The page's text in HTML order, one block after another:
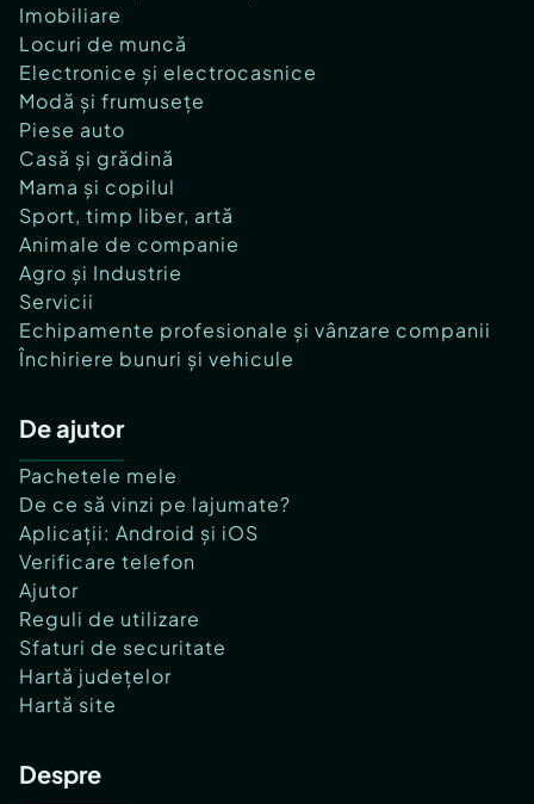
Imobiliare
Locuri de muncă
Electronice și electrocasnice
Modă și frumusețe
Piese auto
Casă și grădină
Mama și copilul
Sport, timp liber, artă
Animale de companie
Agro și Industrie
Servicii
Echipamente profesionale și vânzare companii
Închiriere bunuri și vehicule
De ajutor
Pachetele mele
De ce să vinzi pe lajumate?
Aplicații: Android și iOS
Verificare telefon
Ajutor
Reguli de utilizare
Sfaturi de securitate
Hartă județelor
Hartă site
Despre